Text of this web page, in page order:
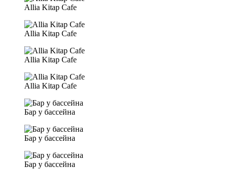
Allia Kitap Cafe
Allia Kitap Cafe
Allia Kitap Cafe
Allia Kitap Cafe
Бар у бассейна
Бар у бассейна
Бар у бассейна